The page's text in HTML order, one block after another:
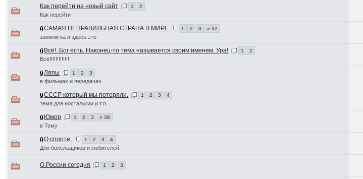
Как перейти на новый сайт 1 2
Как перейти
САМАЯ НЕПРАВИЛЬНАЯ СТРАНА В МИРЕ 1 2 3 » 32
запилю ка я здесь это
Всё!. Бог есть. Наконец-то тема называется своим именем. Ура! 1 2
Всё!!!!!!!!!!!!!.
Ляпы 1 2 3
в фильмах и передачах
СССР который мы потеряли. 1 2 3 4
тема для ностальгии и т.п.
Юмор 1 2 3 » 38
в Тему
О спорте. 1 2 3 4
Для болельщиков и любителей.
О России сегодня 1 2 3